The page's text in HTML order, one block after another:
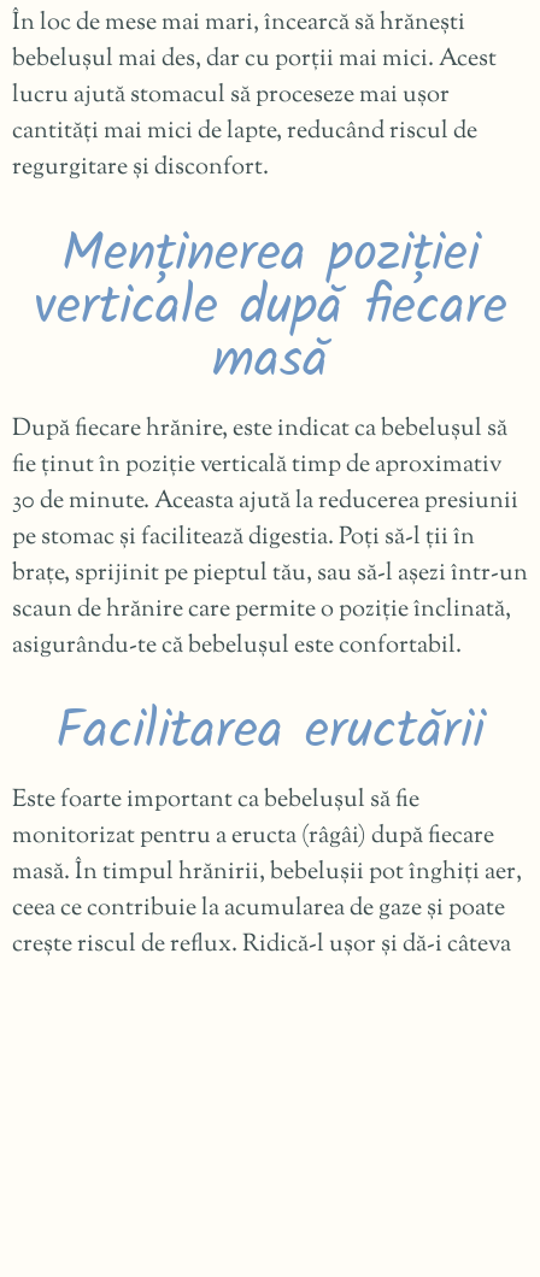
În loc de mese mai mari, încearcă să hrănești
bebelușul mai des, dar cu porții mai mici. Acest
lucru ajută stomacul să proceseze mai ușor
cantități mai mici de lapte, reducând riscul de
regurgitare și disconfort.
Menținerea poziției
verticale după fiecare
masă
După fiecare hrănire, este indicat ca bebelușul să
fie ținut în poziție verticală timp de aproximativ
30 de minute. Aceasta ajută la reducerea presiunii
pe stomac și facilitează digestia. Poți să-l ții în
brațe, sprijinit pe pieptul tău, sau să-l așezi într-un
scaun de hrănire care permite o poziție înclinată,
asigurându-te că bebelușul este confortabil.
Facilitarea eructării
Este foarte important ca bebelușul să fie
monitorizat pentru a eructa (râgâi) după fiecare
masă. În timpul hrănirii, bebelușii pot înghiți aer,
ceea ce contribuie la acumularea de gaze și poate
crește riscul de reflux. Ridică-l ușor și dă-i câteva